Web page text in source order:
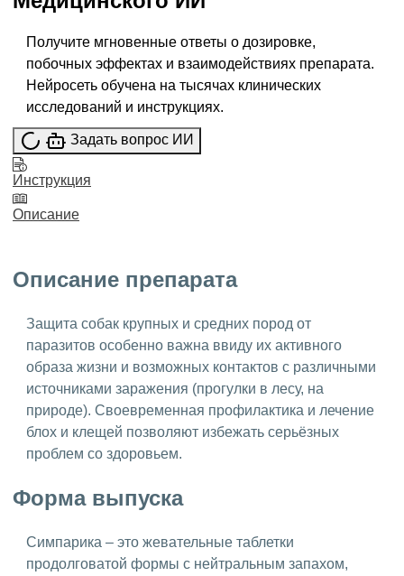
Получите мгновенные ответы о дозировке,
побочных эффектах и взаимодействиях препарата.
Нейросеть обучена на тысячах клинических
исследований и инструкциях.
Задать вопрос ИИ
Инструкция
Описание
Описание препарата
Защита собак крупных и средних пород от
паразитов особенно важна ввиду их активного
образа жизни и возможных контактов с различными
источниками заражения (прогулки в лесу, на
природе). Своевременная профилактика и лечение
блох и клещей позволяют избежать серьёзных
проблем со здоровьем.
Форма выпуска
Симпарика – это жевательные таблетки
продолговатой формы с нейтральным запахом,